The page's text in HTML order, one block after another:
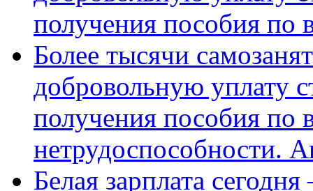
получения пособия по
Более тысячи
добровольную уплату
получения пособия по
нетрудоспособности.
Белая зарплата